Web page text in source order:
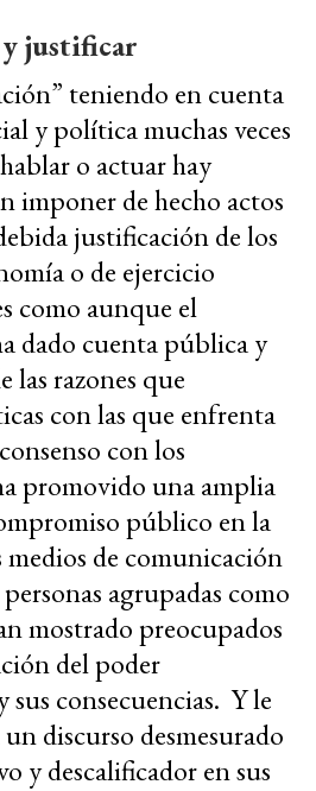
justificar
teniendo en cuenta
y política muchas veces
o actuar hay
imponer de hecho actos
justificación de los
o de ejercicio
como aunque el
dado cuenta pública y
las razones que
con las que enfrenta
con los
promovido una amplia
público en la
de comunicación
agrupadas como
mostrado preocupados
del poder
consecuencias. Y le
discurso desmesurado
y descalificador en sus